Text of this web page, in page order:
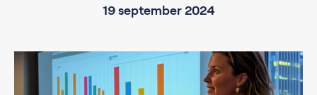
19 september 2024